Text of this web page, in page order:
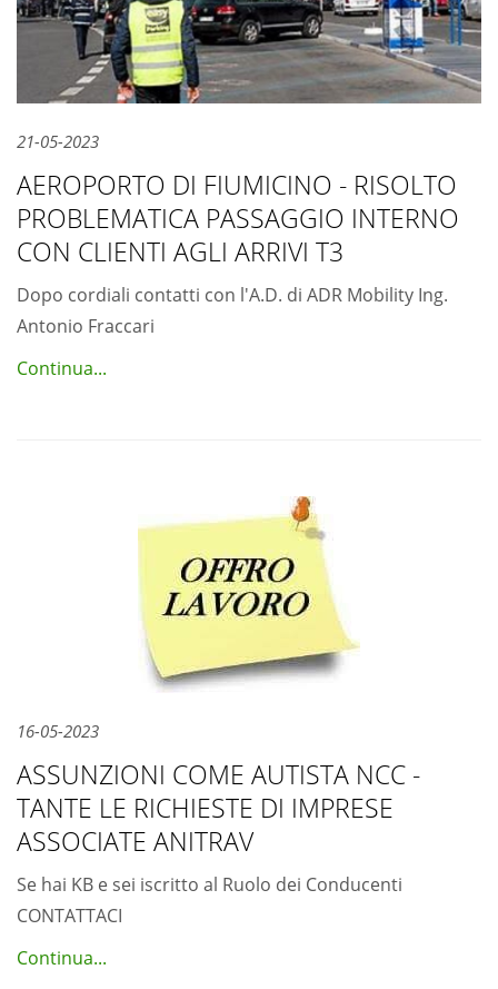
21-05-2023
AEROPORTO DI FIUMICINO - RISOLTO
PROBLEMATICA PASSAGGIO INTERNO
CON CLIENTI AGLI ARRIVI T3
Dopo cordiali contatti con l'A.D. di ADR Mobility Ing.
Antonio Fraccari
Continua...
16-05-2023
ASSUNZIONI COME AUTISTA NCC -
TANTE LE RICHIESTE DI IMPRESE
ASSOCIATE ANITRAV
Se hai KB e sei iscritto al Ruolo dei Conducenti
CONTATTACI
Continua...